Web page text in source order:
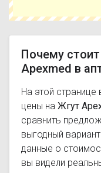
и выбрать
Почему
Apexmed в
На этой
цены на Жгут
сравнить
выгодный
данные о
вы видели